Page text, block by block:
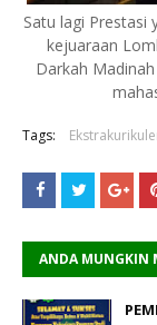
Satu lagi Prestasi
kejuaraan
Darkah
Tags:
ANDA MUNGKIN